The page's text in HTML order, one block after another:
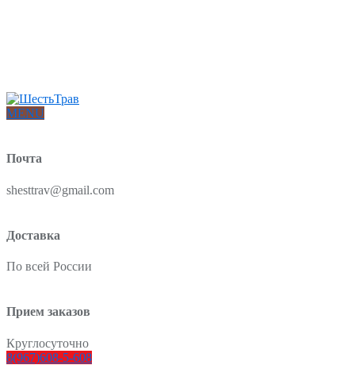
MENU
Почта
shesttrav@gmail.com
Доставка
По всей России
Прием заказов
Круглосуточно
8(967)608-5-608